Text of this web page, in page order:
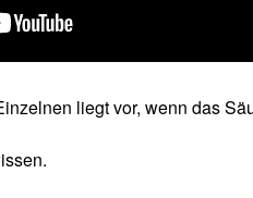
liegt vor, wenn das